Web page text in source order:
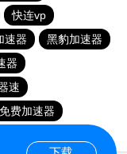
快连vp
速器
黑豹加速器
器
速
费加速器